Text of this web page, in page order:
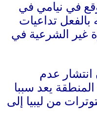
وقع في نيامي في
تداعيات
غير الشرعية في
انتشار عدم
يعد سببا
من ليبيا إلى